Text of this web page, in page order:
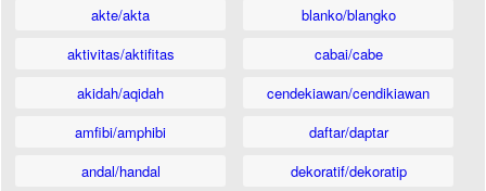
akte/akta
aktivitas/aktifitas
akidah/aqidah
amfibi/amphibi
andal/handal
blanko/blangko
cabai/cabe
cendekiawan/cendikiawan
daftar/daptar
dekoratif/dekoratip